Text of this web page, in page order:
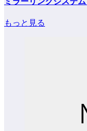
もっと見る